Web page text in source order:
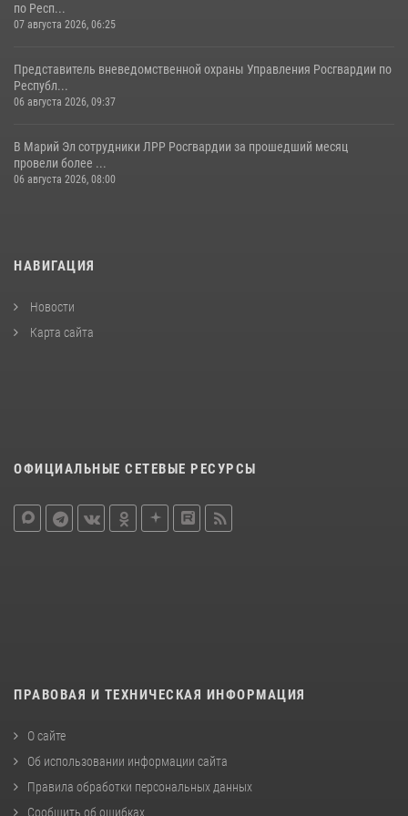
по Респ...
07 августа 2026, 06:25
Представитель вневедомственной охраны Управления Росгвардии по
Республ...
06 августа 2026, 09:37
В Марий Эл сотрудники ЛРР Росгвардии за прошедший месяц
провели более ...
06 августа 2026, 08:00
НАВИГАЦИЯ
Новости
Карта сайта
ОФИЦИАЛЬНЫЕ СЕТЕВЫЕ РЕСУРСЫ
ПРАВОВАЯ И ТЕХНИЧЕСКАЯ ИНФОРМАЦИЯ
О сайте
Об использовании информации сайта
Правила обработки персональных данных
Сообщить об ошибках